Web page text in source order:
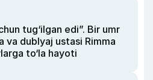
tug‘ilgan edi”. Bir umr
va dublyaj ustasi Rimma
to‘la hayoti